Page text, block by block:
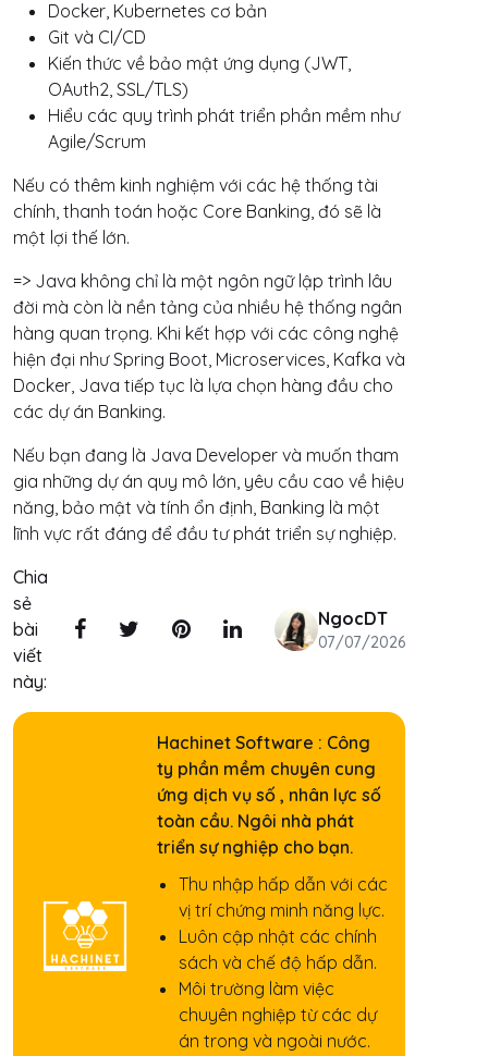
Docker, Kubernetes cơ bản
Git và CI/CD
Kiến thức về bảo mật ứng dụng (JWT,
OAuth2, SSL/TLS)
Hiểu các quy trình phát triển phần mềm như
Agile/Scrum
Nếu có thêm kinh nghiệm với các hệ thống tài
chính, thanh toán hoặc Core Banking, đó sẽ là
một lợi thế lớn.
=> Java không chỉ là một ngôn ngữ lập trình lâu
đời mà còn là nền tảng của nhiều hệ thống ngân
hàng quan trọng. Khi kết hợp với các công nghệ
hiện đại như Spring Boot, Microservices, Kafka và
Docker, Java tiếp tục là lựa chọn hàng đầu cho
các dự án Banking.
Nếu bạn đang là Java Developer và muốn tham
gia những dự án quy mô lớn, yêu cầu cao về hiệu
năng, bảo mật và tính ổn định, Banking là một
lĩnh vực rất đáng để đầu tư phát triển sự nghiệp.
Chia
sẻ
bài
viết
này:
NgocDT
07/07/2026
Hachinet Software : Công
ty phần mềm chuyên cung
ứng dịch vụ số , nhân lực số
toàn cầu. Ngôi nhà phát
triển sự nghiệp cho bạn.
Thu nhập hấp dẫn với các
vị trí chứng minh năng lực.
Luôn cập nhật các chính
sách và chế độ hấp dẫn.
Môi trường làm việc
chuyên nghiệp từ các dự
án trong và ngoài nước.